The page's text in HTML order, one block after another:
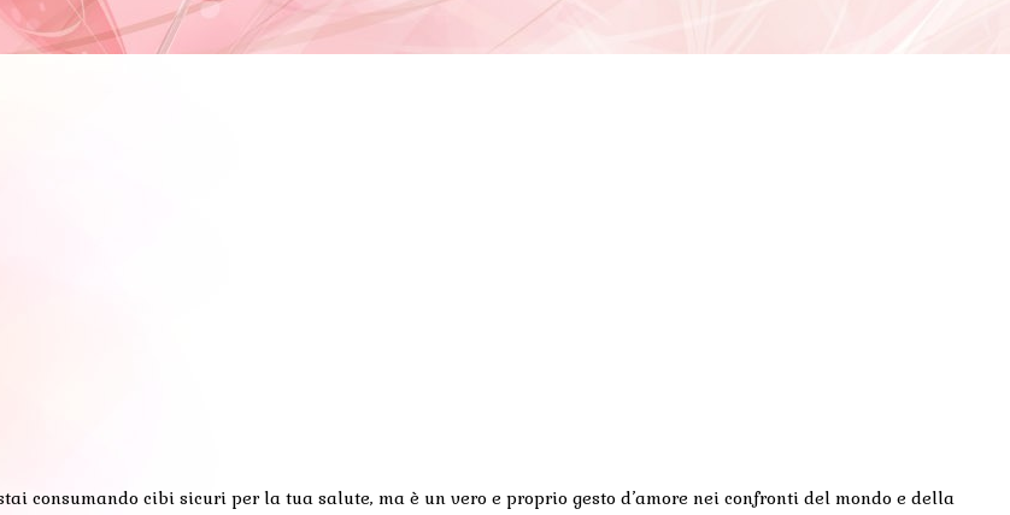
consumando cibi sicuri per la tua salute, ma è un vero e proprio gesto d’amore nei confronti del mondo e della